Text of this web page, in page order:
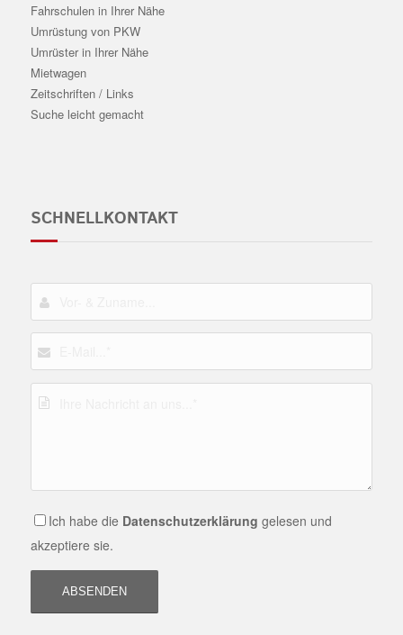
Fahrschulen in Ihrer Nähe
Umrüstung von PKW
Umrüster in Ihrer Nähe
Mietwagen
Zeitschriften / Links
Suche leicht gemacht
SCHNELLKONTAKT
Ich habe die Datenschutzerklärung gelesen und
akzeptiere sie.